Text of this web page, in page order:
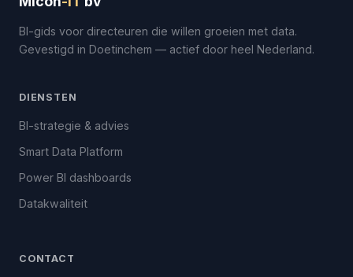
BI-gids voor directeuren die willen groeien met data.
Gevestigd in Doetinchem — actief door heel Nederland.
DIENSTEN
BI-strategie & advies
Smart Data Platform
Power BI dashboards
Datakwaliteit
CONTACT